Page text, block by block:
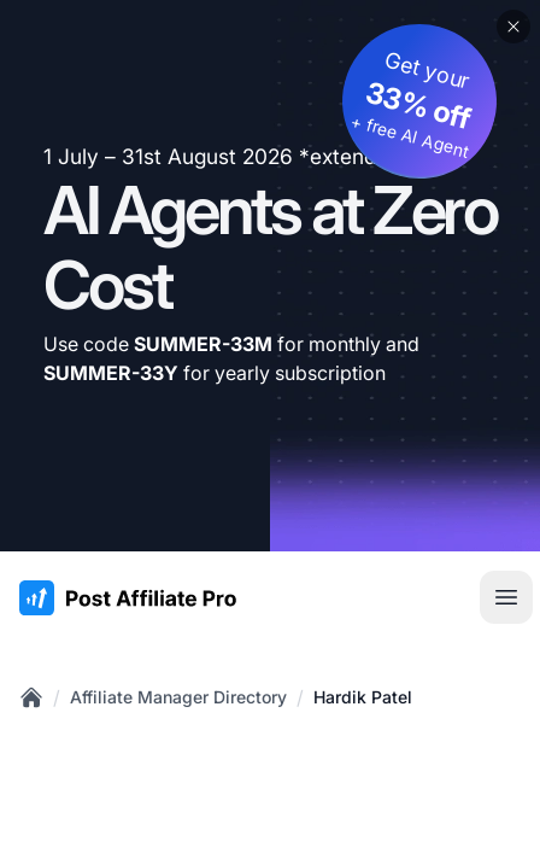
1 July – 31st August 2026 *extended
AI Agents at Zero
Cost
Get your
33% off
+ free AI Agent
Use code SUMMER-33M for monthly and
SUMMER-33Y for yearly subscription
:site.title
/ Affiliate Manager Directory / Hardik Patel